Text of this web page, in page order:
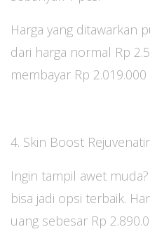
Harga yang ditawarkan
dari harga normal Rp
membayar Rp 2.019.000
4. Skin Boost
Ingin tampil awet
bisa jadi opsi terbaik.
uang sebesar Rp